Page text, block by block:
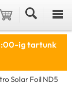
ig tartunk
Solar Foil ND5